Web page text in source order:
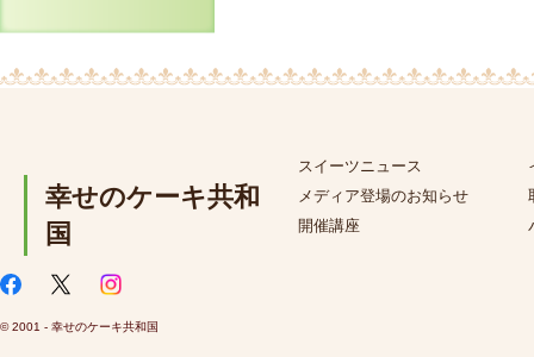
幸せのケーキ共和
国
スイーツニュース
メディア登場のお知らせ
開催講座
© 2001 - 幸せのケーキ共和国